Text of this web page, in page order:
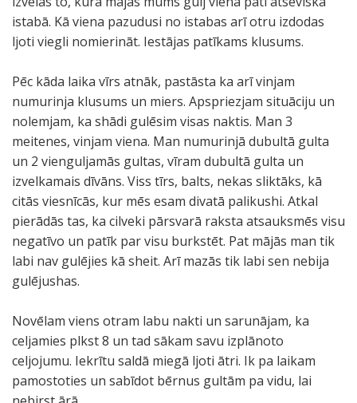
istabā. Kā viena pazudusi no istabas arī otru izdodas
ljoti viegli nomierināt. Iestājas patīkams klusums.
Pēc kāda laika vīrs atnāk, pastāsta ka arī vinjam
numurinja klusums un miers. Apspriezjam situāciju un
nolemjam, ka shādi gulēsim visas naktis. Man 3
meitenes, vinjam viena. Man numurinjā dubultā gulta
un 2 vienguljamās gultas, vīram dubultā gulta un
izvelkamais dīvāns. Viss tīrs, balts, nekas sliktāks, kā
citās viesnīcās, kur mēs esam divatā palikushi. Atkal
pierādās tas, ka cilveki pārsvarā raksta atsauksmēs visu
negatīvo un patīk par visu burkstēt. Pat mājās man tik
labi nav gulējies kā sheit. Arī mazās tik labi sen nebija
gulējushas.
Novēlam viens otram labu nakti un sarunājam, ka
celjamies plkst 8 un tad sākam savu izplānoto
celjojumu. Iekrītu saldā miegā ljoti ātri. Ik pa laikam
pamostoties un sabīdot bērnus gultām pa vidu, lai